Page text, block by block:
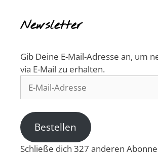
Newsletter
Gib Deine E-Mail-Adresse an, um
via E-Mail zu erhalten.
Mail-
Bestellen
Schließe dich 327 anderen